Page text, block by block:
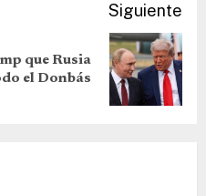
Siguiente
que Rusia
el Donbás